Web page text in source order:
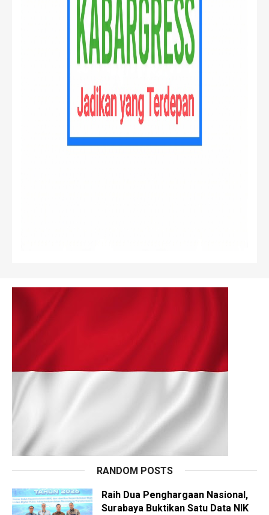
RANDOM POSTS
Raih Dua Penghargaan Nasional,
Surabaya Buktikan Satu Data NIK